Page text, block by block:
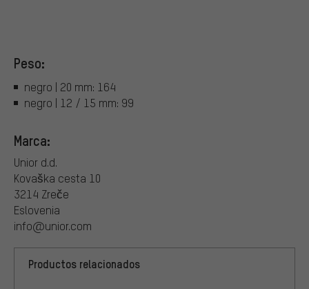
Peso:
negro | 20 mm: 164
negro | 12 / 15 mm: 99
Marca:
Unior d.d.
Kovaška cesta 10
3214 Zreče
Eslovenia
info@unior.com
Productos relacionados